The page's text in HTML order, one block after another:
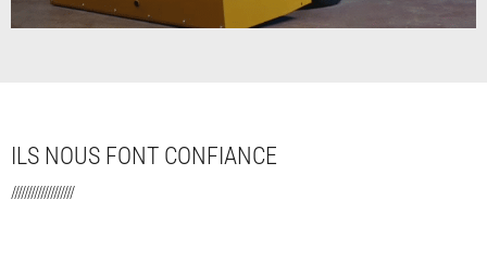
ILS NOUS FONT CONFIANCE
///////////////////